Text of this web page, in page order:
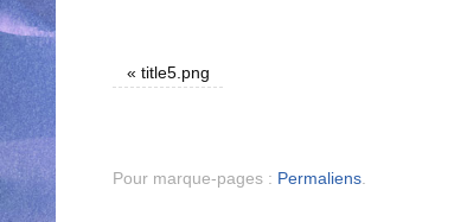
« title5.png
Pour marque-pages : Permaliens